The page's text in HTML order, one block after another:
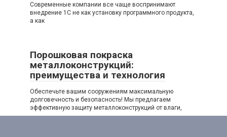
Современные компании все чаще воспринимают
внедрение 1С не как установку программного продукта,
а как
Порошковая покраска
металлоконструкций:
преимущества и технология
Обеспечьте вашим сооружениям максимальную
долговечность и безопасность! Мы предлагаем
эффективную защиту металлоконструкций от влаги,